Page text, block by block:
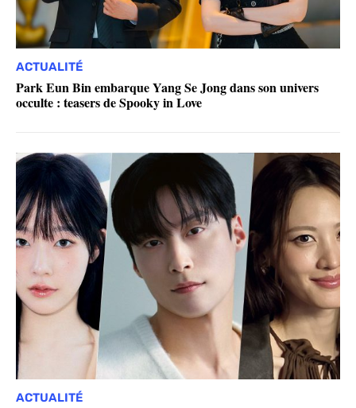
ACTUALITÉ
Park Eun Bin embarque Yang Se Jong dans son univers
occulte : teasers de Spooky in Love
ACTUALITÉ